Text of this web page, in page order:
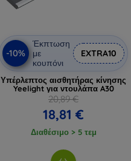
-10%
Έκπτωση
με
κουπόνι
EXTRA10
Υπέρλεπτος αισθητήρας κίνησης
Yeelight για ντουλάπα A30
20,89 €
18,81 €
Διαθέσιμο > 5 τεμ